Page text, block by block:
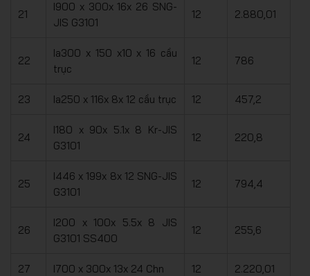
21
I900 x 300x 16x 26 SNG-
JIS G3101
12 2.880,01
22
Ia300 x 150 x10 x 16 cầu
trục
12 786
23 Ia250 x 116x 8x 12 cầu trục 12 457,2
24
I180 x 90x 5.1x 8 Kr-JIS
G3101
12 220,8
25
I446 x 199x 8x 12 SNG-JIS
G3101
12 794,4
26
I200 x 100x 5.5x 8 JIS
G3101 SS400
12 255,6
27 I700 x 300x 13x 24 Chn 12 2.220,01